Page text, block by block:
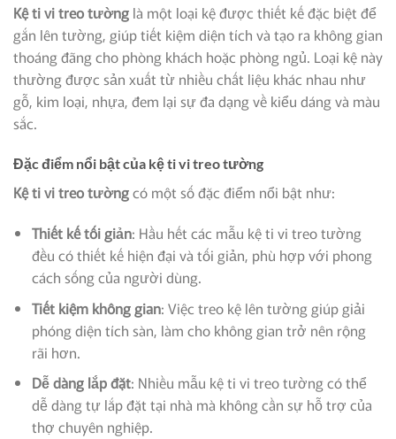
Kệ ti vi treo tường là một loại kệ được thiết kế đặc biệt để
gắn lên tường, giúp tiết kiệm diện tích và tạo ra không gian
thoáng đãng cho phòng khách hoặc phòng ngủ. Loại kệ này
thường được sản xuất từ nhiều chất liệu khác nhau như
gỗ, kim loại, nhựa, đem lại sự đa dạng về kiểu dáng và màu
sắc.
Đặc điểm nổi bật của kệ ti vi treo tường
Kệ ti vi treo tườngcó một số đặc điểm nổi bật như:
Thiết kế tối giản: Hầu hết các mẫu kệ ti vi treo tường
đều có thiết kế hiện đại và tối giản, phù hợp với phong
cách sống của người dùng.
Tiết kiệm không gian: Việc treo kệ lên tường giúp giải
phóng diện tích sàn, làm cho không gian trở nên rộng
rãi hơn.
Dễ dàng lắp đặt: Nhiều mẫu kệ ti vi treo tường có thể
dễ dàng tự lắp đặt tại nhà mà không cần sự hỗ trợ của
thợ chuyên nghiệp.